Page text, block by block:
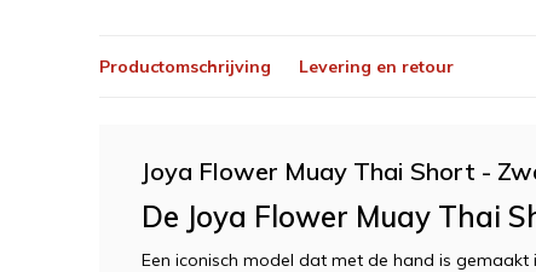
Productomschrijving Levering en retour
Joya Flower Muay Thai Short -
De Joya Flower Muay Thai
Een iconisch model dat met de hand is gemaakt